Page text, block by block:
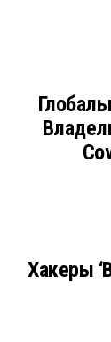
Хакеры